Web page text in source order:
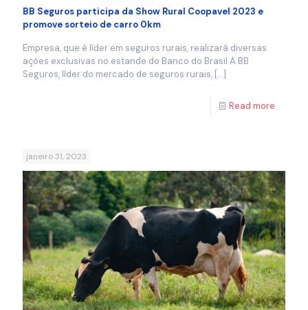
BB Seguros participa da Show Rural Coopavel 2023 e
promove sorteio de carro 0km
Empresa, que é líder em seguros rurais, realizará diversas
ações exclusivas no estande do Banco do Brasil A BB
Seguros, líder do mercado de seguros rurais, […]
Read more
janeiro 31, 2023